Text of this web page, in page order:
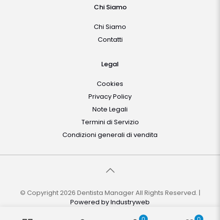
Chi Siamo
Chi Siamo
Contatti
Legal
Cookies
Privacy Policy
Note Legali
Termini di Servizio
Condizioni generali di vendita
© Copyright 2026 Dentista Manager All Rights Reserved. |
Powered byIndustryweb